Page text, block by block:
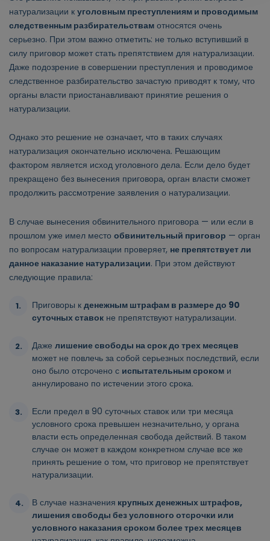
натурализации к уголовным преступлениям и проводимым
следственным разбирательствам относятся очень
серьезно. При этом важно отметить: не только вступивший в
силу приговор может стать препятствием для натурализации.
Даже подозрение в совершении преступления и проводимое
следственное разбирательство зачастую приводят к тому, что
органы власти приостанавливают принятие решения о
натурализации.
Однако это решение не означает, что в таких случаях
натурализация окончательно исключена. Решающим
фактором является исход уголовного дела. Если дело будет
прекращено без вынесения приговора, орган власти сможет
продолжить рассмотрение заявления о натурализации.
В случае вынесения обвинительного приговора — или если в
прошлом уже имел место обвинительный приговор — орган
по вопросам натурализации проверяет, не препятствует ли
данное наказание натурализации. При этом действуют
следующие правила:
Приговоры к денежным штрафам в размере до 90
суточных ставок не препятствуют натурализации.
Даже лишение свободы на срок до трех месяцев
может не повлечь за собой серьезных последствий, если
оно было отсрочено с испытательным сроком и
аннулировано по истечении этого срока.
Если предел в 90 суточных ставок или три месяца
условного срока превышен незначительно, у органа
власти есть определенная свобода действий. В таком
случае он может в каждом конкретном случае все же
принять решение о том, что приговор не препятствует
натурализации.
В случае назначения крупных денежных штрафов,
лишения свободы без условного отсрочки или
условного наказания сроком более трех месяцев